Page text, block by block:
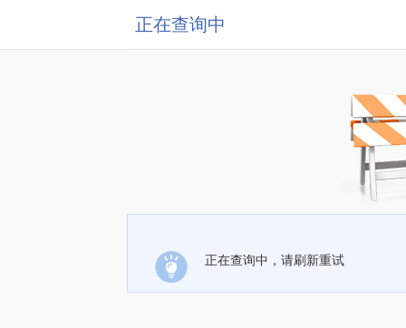
正在查询中
正在查询中，请刷新重试